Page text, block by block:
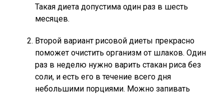
Такая диета допустима один раз в шесть
месяцев.
Второй вариант рисовой диеты прекрасно
поможет очистить организм от шлаков. Один
раз в неделю нужно варить стакан риса без
соли, и есть его в течение всего дня
небольшими порциями. Можно запивать